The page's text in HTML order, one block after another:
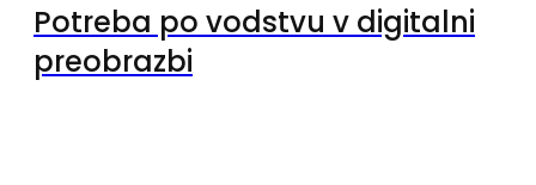
Potreba po vodstvu v digitalni
preobrazbi